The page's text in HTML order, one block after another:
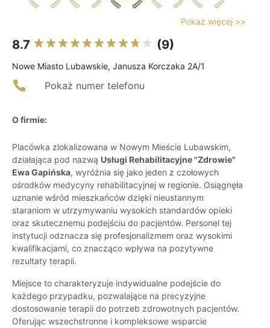
Pokaż więcej >>
8.7 (9)
Nowe Miasto Lubawskie, Janusza Korczaka 2A/1
Pokaż numer telefonu
O firmie:
Placówka zlokalizowana w Nowym Mieście Lubawskim,
działająca pod nazwą Usługi Rehabilitacyjne "Zdrowie"
Ewa Gapińska, wyróżnia się jako jeden z czołowych
ośrodków medycyny rehabilitacyjnej w regionie. Osiągnęła
uznanie wśród mieszkańców dzięki nieustannym
staraniom w utrzymywaniu wysokich standardów opieki
oraz skutecznemu podejściu do pacjentów. Personel tej
instytucji odznacza się profesjonalizmem oraz wysokimi
kwalifikacjami, co znacząco wpływa na pozytywne
rezultaty terapii.
Miejsce to charakteryzuje indywidualne podejście do
każdego przypadku, pozwalające na precyzyjne
dostosowanie terapii do potrzeb zdrowotnych pacjentów.
Oferując wszechstronne i kompleksowe wsparcie